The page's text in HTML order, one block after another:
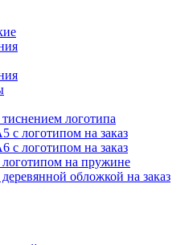
логотипа
с логотипом на заказ
с логотипом на заказ
на пружине
обложкой на заказ